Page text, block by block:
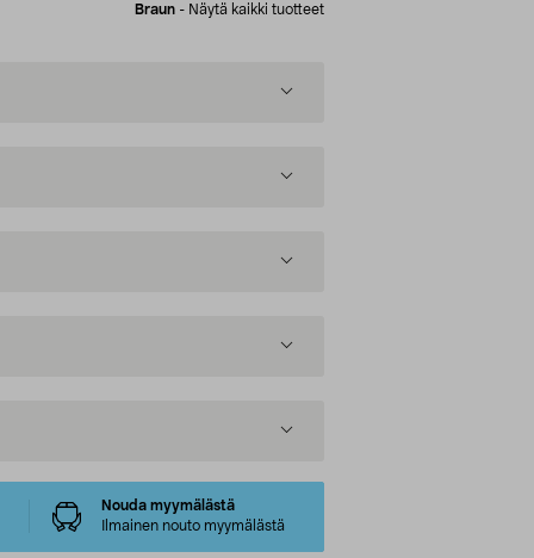
Braun - Näytä kaikki tuotteet
Nouda myymälästä
Ilmainen nouto myymälästä